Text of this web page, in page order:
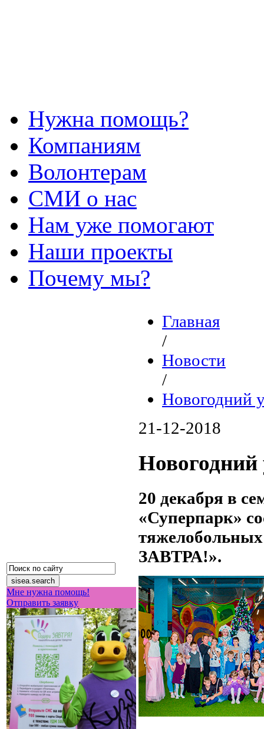
Нужна помощь?
Компаниям
Волонтерам
СМИ о нас
Нам уже помогают
Наши проекты
Почему мы?
Мне нужна помощь!
Отправить заявку
Главная
/
Новости
/
Новогодний
21-12-2018
Новогодний
20 декабря в
«Суперпарк»
ЗАВТРА!».